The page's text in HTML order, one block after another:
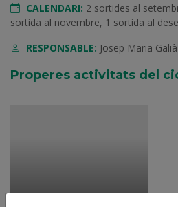
CALENDARI: 2 sortides al
sortida al novembre, 1 sortida al
RESPONSABLE: Josep Maria Galià
Properes activitats del